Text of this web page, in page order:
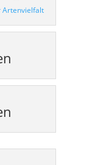
Artenvielfalt